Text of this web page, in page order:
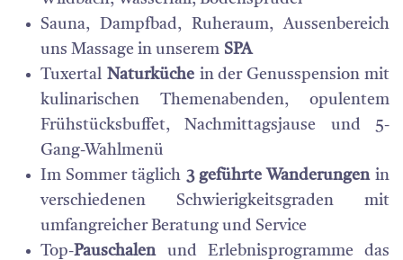
Sauna, Dampfbad, Ruheraum, Aussenbereich
uns Massage in unserem SPA
Tuxertal Naturküche in der Genusspension mit
kulinarischen Themenabenden, opulentem
Frühstücksbuffet, Nachmittagsjause und 5-
Gang-Wahlmenü
Im Sommer täglich 3 geführte Wanderungenin
verschiedenen Schwierigkeitsgraden mit
umfangreicher Beratung und Service
Top-Pauschalen und Erlebnisprogramme das